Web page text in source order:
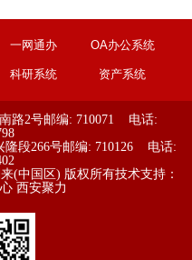
一网通办 OA办公系统
科研系统 资产系统
路2号邮编: 710071 电话:
隆段266号邮编: 710126 电话:
(中国区) 版权所有技术支持：
西安聚力